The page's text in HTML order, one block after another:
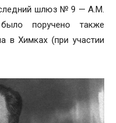
шлюз № 9 — A.M.
поручено также
в Химках (при участии